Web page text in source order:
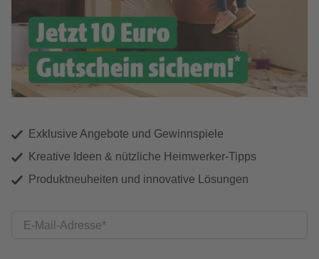
Exklusive Angebote und Gewinnspiele
Kreative Ideen & nützliche Heimwerker-Tipps
Produktneuheiten und innovative Lösungen
E-Mail-Adresse